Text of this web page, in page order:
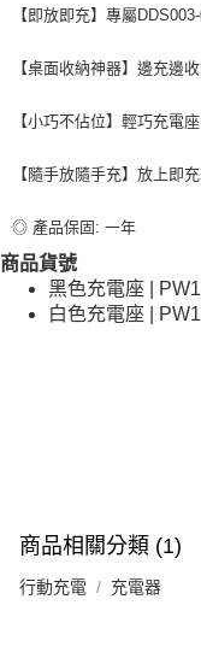
【即放即充】專屬
【桌面收納神器】邊充邊
【小巧不佔位】輕巧充電
【隨手放隨手充】放上即
◎ 產品保固: 一年
商品貨號
黑色充電座 |
白色充電座 |
商品相關分類 (1)
行動充電 充電器